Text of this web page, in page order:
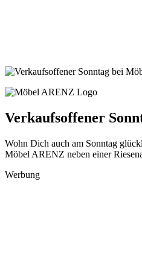
Verkaufsoffener
Wohn Dich auch am Sonntag
Möbel ARENZ neben einer
Werbung